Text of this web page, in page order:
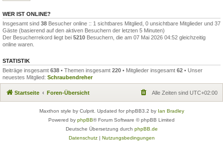
WER IST ONLINE?
Insgesamt sind 38 Besucher online :: 1 sichtbares Mitglied, 0 unsichtbare Mitglieder und 37
Gäste (basierend auf den aktiven Besuchern der letzten 5 Minuten)
Der Besucherrekord liegt bei 5210 Besuchern, die am 07 Mai 2026 04:52 gleichzeitig
online waren.
STATISTIK
Beiträge insgesamt 638 • Themen insgesamt 220 • Mitglieder insgesamt 62 • Unser
neuestes Mitglied: Schraubendreher
Startseite Foren-Übersicht Alle Zeiten sind UTC+02:00
Maxthon style by Culprit. Updated for phpBB3.2 by Ian Bradley
Powered by phpBB® Forum Software © phpBB Limited
Deutsche Übersetzung durch phpBB.de
Datenschutz| Nutzungsbedingungen